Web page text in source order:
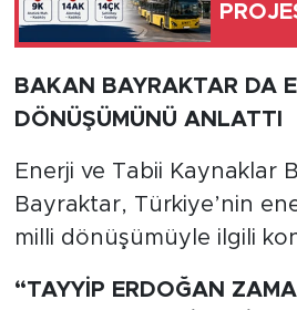
BAKAN BAYRAKTAR DA
DÖNÜŞÜMÜNÜ ANLATTI
Enerji ve Tabii Kaynaklar
Bayraktar, Türkiye’nin
milli dönüşümüyle ilgili
“TAYYİP ERDOĞAN